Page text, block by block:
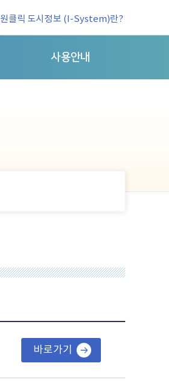
원클릭 도시정보 (I-System)란?
사용안내
바로가기